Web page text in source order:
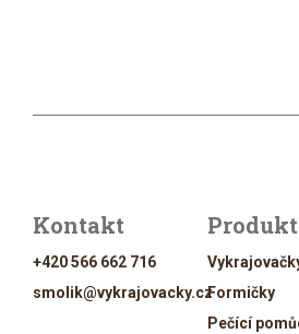
Kontakt
+420 566 662 716
smolik@vykrajovacky.czFormičky
Pečící